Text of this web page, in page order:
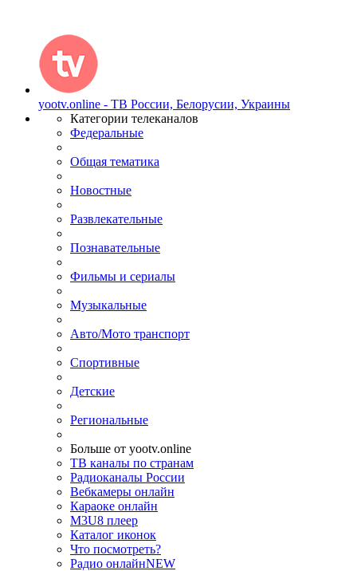
yootv.online - ТВ России, Белорусии, Украины
Категории телеканалов
Федеральные
Общая тематика
Новостные
Развлекательные
Познавательные
Фильмы и сериалы
Музыкальные
Авто/Мото транспорт
Спортивные
Детские
Региональные
Больше от yootv.online
ТВ каналы по странам
Радиоканалы России
Вебкамеры онлайн
Караоке онлайн
M3U8 плеер
Каталог иконок
Что посмотреть?
Радио онлайнNEW